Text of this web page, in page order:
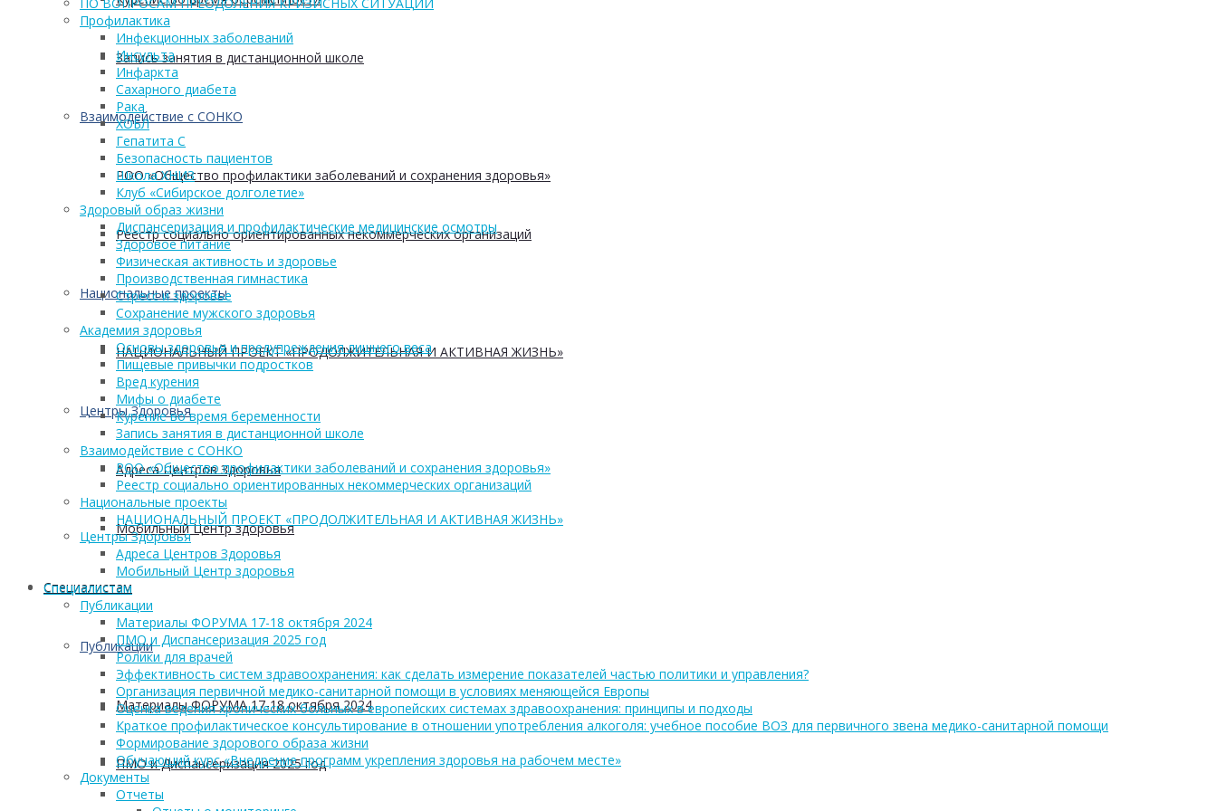
Запись занятия в дистанционной школе
Взаимодействие с СОНКО
РОО «Общество профилактики заболеваний и сохранения здоровья»
Реестр социально ориентированных некоммерческих организаций
Национальные проекты
НАЦИОНАЛЬНЫЙ ПРОЕКТ «ПРОДОЛЖИТЕЛЬНАЯ И АКТИВНАЯ ЖИЗНЬ»
Центры Здоровья
Адреса Центров Здоровья
Мобильный Центр здоровья
Cпециалистам
Публикации
Материалы ФОРУМА 17-18 октября 2024
ПМО и Диспансеризация 2025 год
Профилактика
Инфекционных заболеваний
Инсульта
Инфаркта
Сахарного диабета
Рака
ХОБЛ
Гепатита С
Безопасность пациентов
Школа ХНИЗ
Клуб «Сибирское долголетие»
Здоровый образ жизни
Диспансеризация и профилактические медицинские осмотры
Здоровое питание
Физическая активность и здоровье
Производственная гимнастика
Стресс и здоровье
Сохранение мужского здоровья
Академия здоровья
Основы здоровья и предупреждения лишнего веса
Пищевые привычки подростков
Вред курения
Мифы о диабете
Курение во время беременности
Запись занятия в дистанционной школе
Взаимодействие с СОНКО
РОО «Общество профилактики заболеваний и сохранения здоровья»
Реестр социально ориентированных некоммерческих организаций
Национальные проекты
НАЦИОНАЛЬНЫЙ ПРОЕКТ «ПРОДОЛЖИТЕЛЬНАЯ И АКТИВНАЯ ЖИЗНЬ»
Центры Здоровья
Адреса Центров Здоровья
Мобильный Центр здоровья
Cпециалистам
Публикации
Материалы ФОРУМА 17-18 октября 2024
ПМО и Диспансеризация 2025 год
Ролики для врачей
Эффективность систем здравоохранения: как сделать измерение показателей частью политики и управления?
Организация первичной медико-санитарной помощи в условиях меняющейся Европы
Оценка ведения хронических больных в европейских системах здравоохранения: принципы и подходы
Краткое профилактическое консультирование в отношении употребления алкоголя: учебное пособие ВОЗ для первичного звена медико-санитарной помощи
Формирование здорового образа жизни
Обучающий курс «Внедрение программ укрепления здоровья на рабочем месте»
Документы
Отчеты